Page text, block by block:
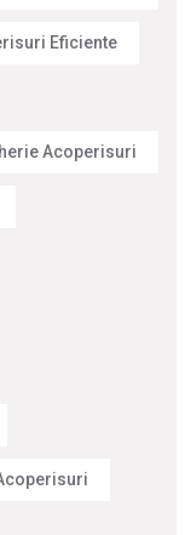
Eficiente
Acoperisuri